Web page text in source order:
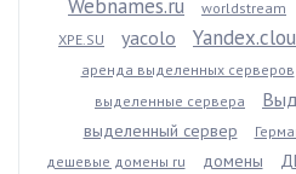
Webnames.ru worldstream
XPE.SU
yacolo
аренда выделенных серверов
выделенные сервера
выделенный сервер
дешевые домены ru домены